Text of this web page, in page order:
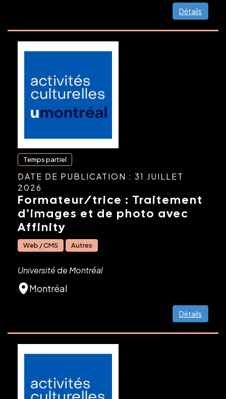
Détails
Temps partiel
DATE DE PUBLICATION : 31 JUILLET
2026
Formateur/trice : Traitement
d’images et de photo avec
Affinity
Web / CMS Autres
Université de Montréal
Montréal
Détails